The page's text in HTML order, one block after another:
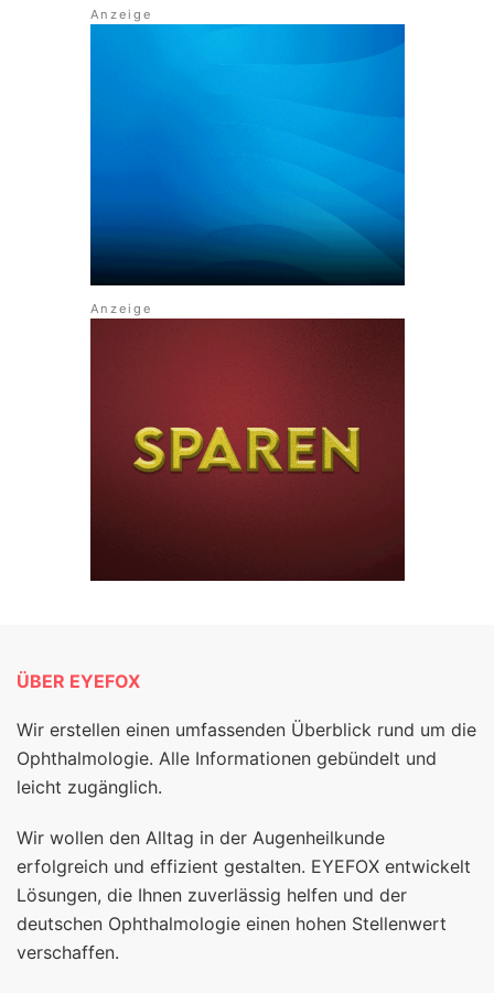
ÜBER EYEFOX
Wir erstellen einen umfassenden Überblick rund um die
Ophthalmologie. Alle Informationen gebündelt und
leicht zugänglich.
Wir wollen den Alltag in der Augenheilkunde
erfolgreich und effizient gestalten. EYEFOX entwickelt
Lösungen, die Ihnen zuverlässig helfen und der
deutschen Ophthalmologie einen hohen Stellenwert
verschaffen.